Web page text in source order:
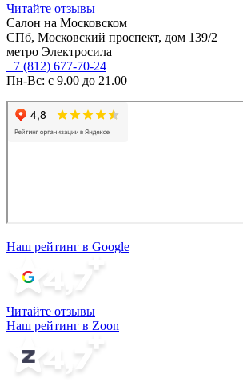
Читайте отзывы
Салон на Московском
СПб, Московский проспект, дом 139/2
метро Электросила
+7 (812) 677-70-24
Пн-Вс: с 9.00 до 21.00
Наш рейтинг в Google
Читайте отзывы
Наш рейтинг в Zoon